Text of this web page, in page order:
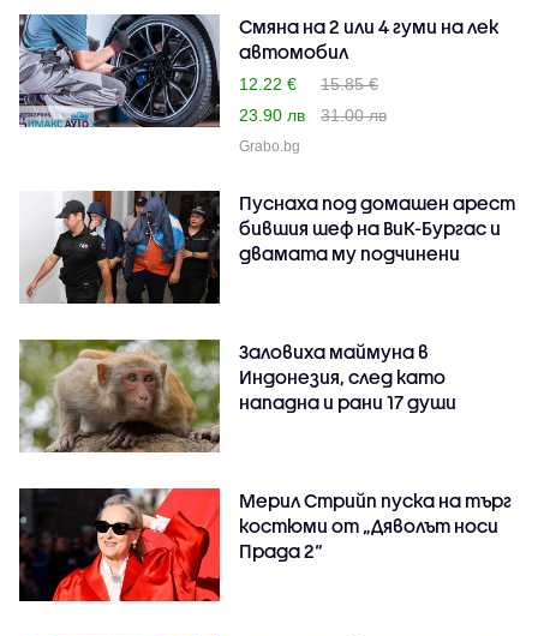
Смяна на 2 или 4 гуми на лек
автомобил
12.22 €
15.85 €
23.90 лв
31.00 лв
Grabo.bg
Пуснаха под домашен арест
бившия шеф на ВиК-Бургас и
двамата му подчинени
Заловиха маймуна в
Индонезия, след като
нападна и рани 17 души
Мерил Стрийп пуска на търг
костюми от „Дяволът носи
Прада 2“